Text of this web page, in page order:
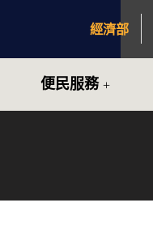
經濟部
便民服務